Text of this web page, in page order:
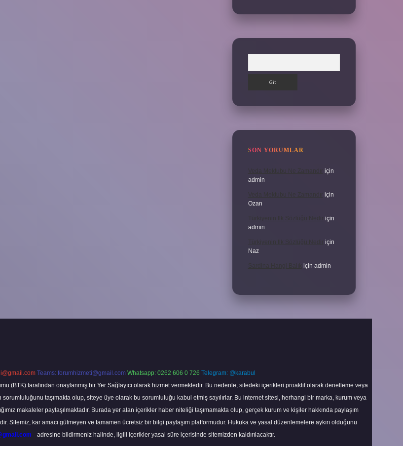
SON YORUMLAR
Veda Mektubu Ne Zamandır için
admin
Veda Mektubu Ne Zamandır için
Ozan
Türkiyenin Ilk Sözlüğü Nedir için
admin
Türkiyenin Ilk Sözlüğü Nedir için
Naz
Sardina Hangi Balık için admin
Teams: forumhizmeti@gmail.com Whatsapp: 0262 606 0 726 Telegram: @karabul
(BTK) tarafından onaylanmış bir Yer Sağlayıcı olarak hizmet vermektedir. Bu nedenle, sitedeki içerikleri proaktif olarak denetleme veya
taşımakta olup, siteye üye olarak bu sorumluluğu kabul etmiş sayılırlar. Bu internet sitesi, herhangi bir marka, kurum veya
makaleler paylaşılmaktadır. Burada yer alan içerikler haber niteliği taşımamakta olup, gerçek kurum ve kişiler hakkında paylaşım
Sitemiz, kar amacı gütmeyen ve tamamen ücretsiz bir bilgi paylaşım platformudur. Hukuka ve yasal düzenlemelere aykırı olduğunu
adresine bildirmeniz halinde, ilgili içerikler yasal süre içerisinde sitemizden kaldırılacaktır.